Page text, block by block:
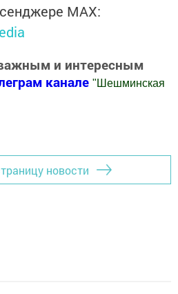
MАХ:
и интересным
канале " Шешминская
новости